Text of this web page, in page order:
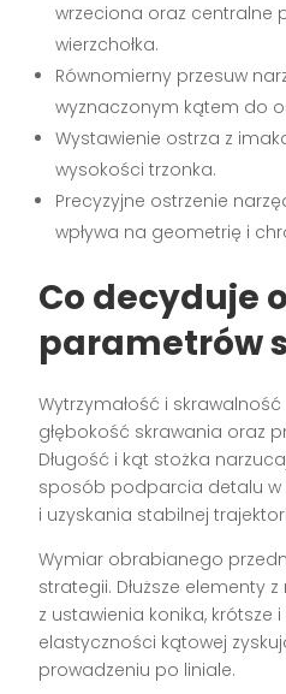
wrzeciona oraz centralne
wierzchołka.
Równomierny przesuw
wyznaczonym kątem do
Wystawienie ostrza z
wysokości trzonka.
Precyzyjne ostrzenie
wpływa na geometrię i
Co decyduje
parametrów
Wytrzymałość i
głębokość skrawania oraz
Długość i kąt stożka
sposób podparcia detalu
i uzyskania stabilnej
Wymiar obrabianego
strategii. Dłuższe elementy
z ustawienia konika, krótsze
elastyczności kątowej
prowadzeniu po liniale.